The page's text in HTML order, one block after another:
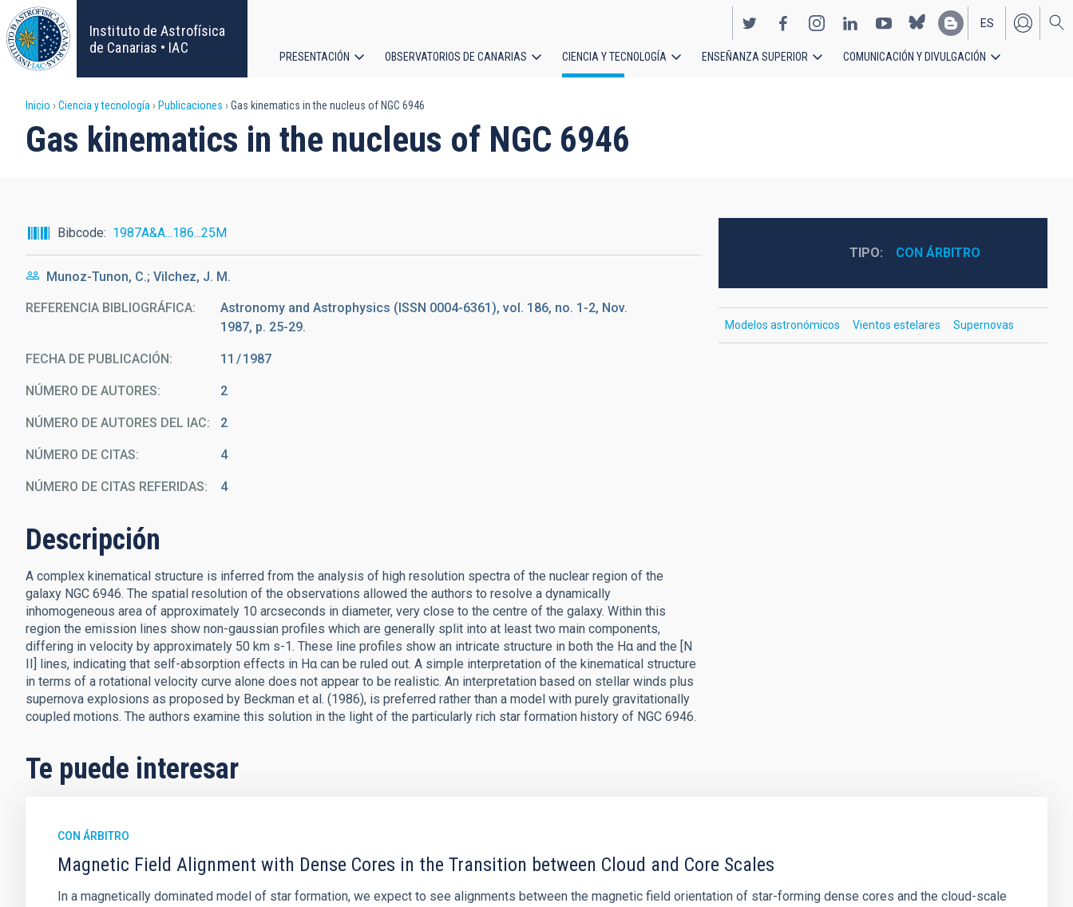
Pasar
al
contenido
principal
Instituto de Astrofísica
de Canarias • IAC
EN
ES
principal
PRESENTACIÓN OBSERVATORIOS DE CANARIAS CIENCIA Y TECNOLOGÍA ENSEÑANZA SUPERIOR COMUNICACIÓN Y DIVULGACIÓN
Sobrescribir
enlaces
ayuda
a
la
Inicio Ciencia y tecnología Publicaciones Gas kinematics in the nucleus of NGC 6946
Gas kinematics in the nucleus of NGC 6946
Bibcode 1987A&A...186...25M
Munoz-Tunon, C.; Vilchez, J. M.
REFERENCIA BIBLIOGRÁFICA
Astronomy and Astrophysics (ISSN 0004-6361), vol. 186, no. 1-2, Nov.
1987, p. 25-29.
FECHA DE PUBLICACIÓN: 11 1987
NÚMERO DE AUTORES 2
NÚMERO DE AUTORES DEL IAC 2
NÚMERO DE CITAS 4
NÚMERO DE CITAS REFERIDAS 4
Descripción
A complex kinematical structure is inferred from the analysis of high resolution spectra of the nuclear region of the
galaxy NGC 6946. The spatial resolution of the observations allowed the authors to resolve a dynamically
inhomogeneous area of approximately 10 arcseconds in diameter, very close to the centre of the galaxy. Within this
region the emission lines show non-gaussian profiles which are generally split into at least two main components,
differing in velocity by approximately 50 km s-1. These line profiles show an intricate structure in both the Hα and the [N
II] lines, indicating that self-absorption effects in Hα can be ruled out. A simple interpretation of the kinematical structure
in terms of a rotational velocity curve alone does not appear to be realistic. An interpretation based on stellar winds plus
supernova explosions as proposed by Beckman et al. (1986), is preferred rather than a model with purely gravitationally
coupled motions. The authors examine this solution in the light of the particularly rich star formation history of NGC 6946.
TIPO CON ÁRBITRO
Modelos astronómicos Vientos estelares Supernovas
Te puede interesar
CON ÁRBITRO
Magnetic Field Alignment with Dense Cores in the Transition between Cloud and Core Scales
In a magnetically dominated model of star formation, we expect to see alignments between the magnetic field orientation of star-forming dense cores and the cloud-scale